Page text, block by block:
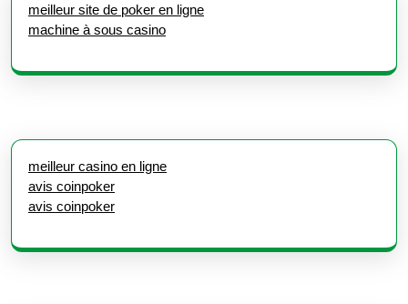
meilleur site de poker en ligne
machine à sous casino
meilleur casino en ligne
avis coinpoker
avis coinpoker